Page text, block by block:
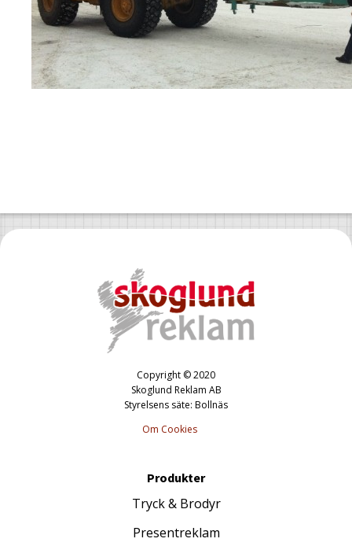
Copyright © 2020
Skoglund Reklam AB
Styrelsens säte: Bollnäs
Om Cookies
Produkter
Tryck & Brodyr
Presentreklam